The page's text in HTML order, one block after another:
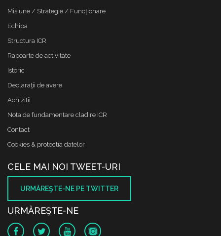
Misiune / Strategie / Funcţionare
Echipa
Structura ICR
Rapoarte de activitate
Istoric
Declaraţii de avere
Achizitii
Nota de fundamentare cladire ICR
Contact
Cookies & protectia datelor
CELE MAI NOI TWEET-URI
URMĂREŞTE-NE PE TWITTER
URMĂREŞTE-NE